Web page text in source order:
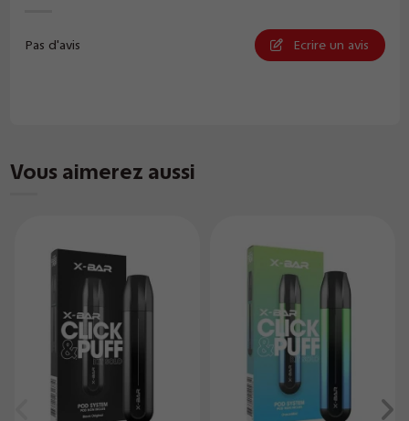
Pas d'avis Ecrire un avis
Vous aimerez aussi